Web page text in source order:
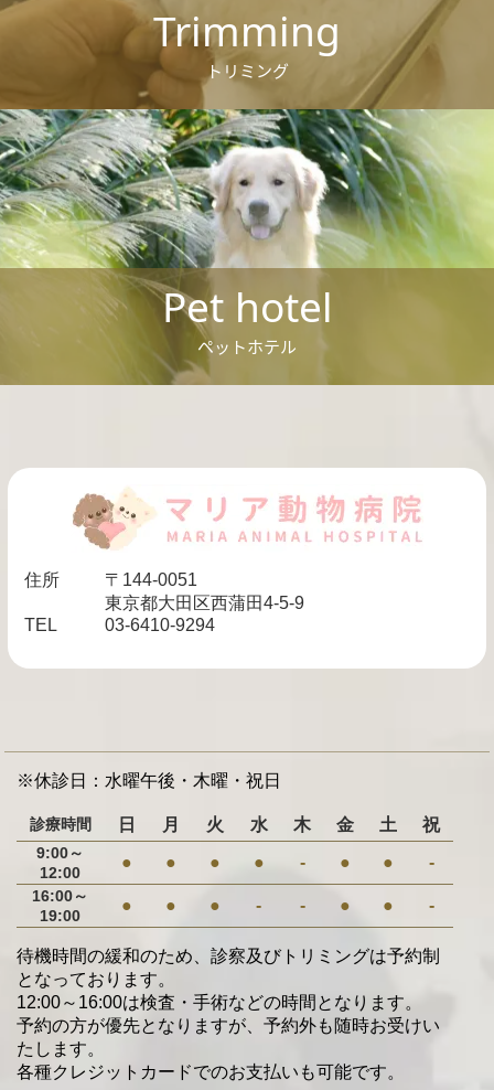
Trimming
トリミング
Pet hotel
ペットホテル
住所
〒144-0051
東京都大田区西蒲田4-5-9
TEL
03-6410-9294
※休診日：水曜午後・木曜・祝日
診療時間 日 月 火 水 木 金 土 祝
9:00～
12:00
● ● ● ● - ● ● -
16:00～
19:00
● ● ● - - ● ● -
待機時間の緩和のため、診察及びトリミングは予約制
となっております。
12:00～16:00は検査・手術などの時間となります。
予約の方が優先となりますが、予約外も随時お受けい
たします。
各種クレジットカードでのお支払いも可能です。